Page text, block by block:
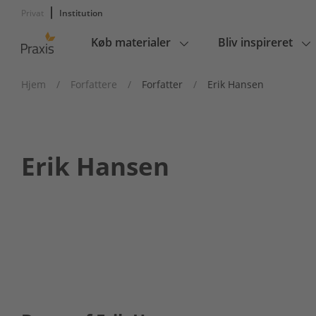
Privat Institution
Main
Køb materialer Bliv inspireret
Hjem / Forfattere / Forfatter / Erik Hansen
Erik Hansen